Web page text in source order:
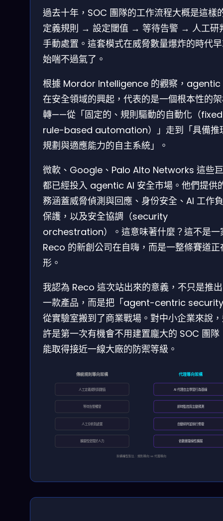
過去十年，SOC 團隊的工作流程大概是這樣
定義規則 → 設定閾值 → 等待告警 → 人工
手動處置。這套模式在威脅數量爆炸的時代
始喘不過氣了。
根據 Mordor Intelligence 的觀察，agentic
在安全領域的興起，代表的是一個根本性的
轉——從「固定的、規則驅動的自動化（fixed
rule-based automation）」走到「具備推
規劃與適應能力的自主系統」。
微軟、Google、Palo Alto Networks 這些
都已經投入 agentic AI 安全市場。他們提供
務涵蓋威脅偵測與回應、身份安全、AI 工作
保護，以及安全協調（security
orchestration）。這意味著什麼？這不是一
Reco 的新創公司在自嗨，而是一整條賽道正
形。
我認為 Reco 這次站出來的意義，不只是推
一款產品，而是把「agent-centric
從實驗室搬到了商業戰場。對中小企業來說
許是第一次有機會不用建置龐大的 SOC 團隊
能取得接近一線大廠的防禦等級。
傳統規則導向架構 代理導向架構
人工定義規則與閾值 AI 代理自主學習行為基線
等待告警觸發 即時監控與主動預測
人工分析與處置 自動研判並執行修復
擴展性受限於人力 依數據量線性擴展
架構轉型對比：規則導向 vs 代理導向